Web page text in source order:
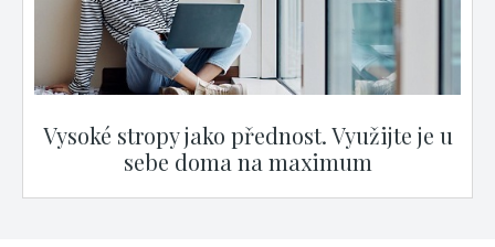
Vysoké stropy jako přednost. Využijte je u
sebe doma na maximum